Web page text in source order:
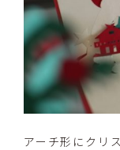
アーチ形にクリ